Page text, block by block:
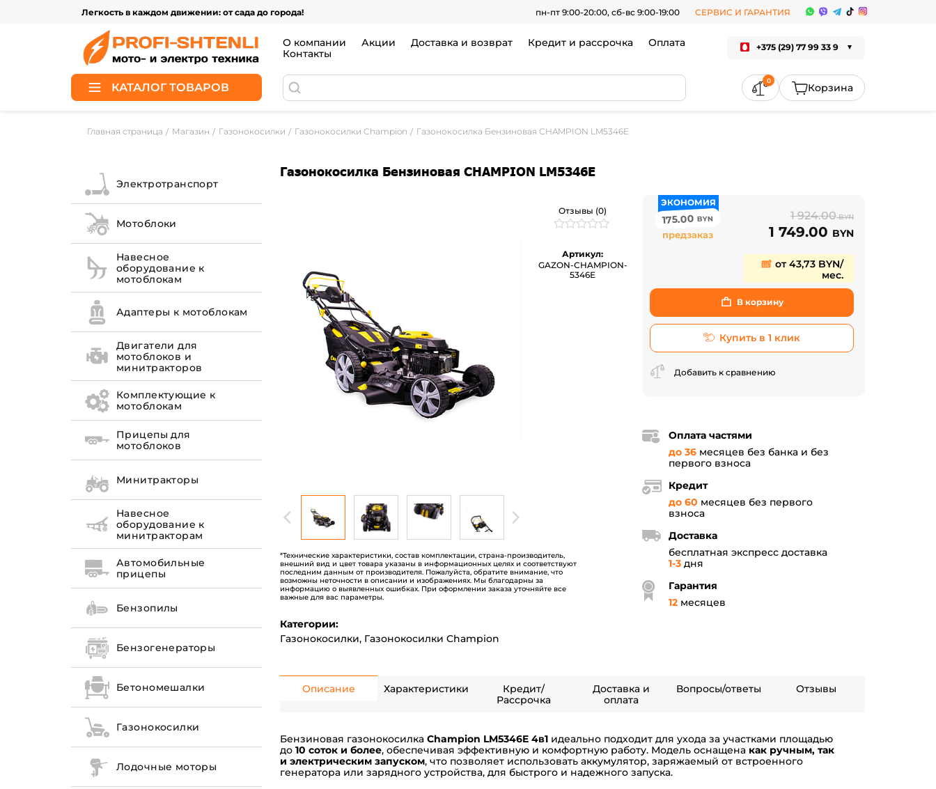
Легкость в каждом движении: от сада до города! пн-пт 9:00-20:00, сб-вс 9:00-19:00 СЕРВИС И ГАРАНТИЯ
О компании Акции Доставка и возврат Кредит и рассрочка
Оплата
Контакты
+375 (29) 77 99 33 9
КАТАЛОГ ТОВАРОВ
0
Главная страница Магазин Газонокосилки Газонокосилки Champion Газонокосилка Бензиновая CHAMPION LM5346E
Электротранспорт
Мотоблоки
Навесное
оборудование к
мотоблокам
Адаптеры к мотоблокам
Двигатели для
мотоблоков и
минитракторов
Комплектующие к
мотоблокам
Прицепы для
мотоблоков
Минитракторы
Навесное
оборудование к
минитракторам
Автомобильные
прицепы
Бензопилы
Бензогенераторы
Бетономешалки
Газонокосилки
Лодочные моторы
Газонокосилка Бензиновая CHAMPION LM5346E
Отзывы (0)
из
5
Артикул:
GAZON-CHAMPION-
5346Е
*Технические характеристики, состав комплектации, страна-производитель,
внешний вид и цвет товара указаны в информационных целях и соответствуют
последним данным от производителя. Пожалуйста, обратите внимание, что
возможны неточности в описании и изображениях. Мы благодарны за
информацию о выявленных ошибках. При оформлении заказа уточняйте все
важные для вас параметры.
Категории:
Газонокосилки, Газонокосилки Champion
ЭКОНОМИЯ
175.00BYN
предзаказ
1 924.00BYN
1 749.00 BYN
от 43,73 BYN/
мес.
В корзину
Купить в 1 клик
Добавить к сравнению
Оплата частями
до 36 месяцев без банка и без
первого взноса
Кредит
до 60 месяцев без первого
взноса
Доставка
бесплатная экспресс доставка
1-3 дня
Гарантия
12 месяцев
Описание Характеристики
Кредит/
Рассрочка
Доставка и
оплата
Вопросы/ответы Отзывы
Бензиновая газонокосилка Champion LM5346E 4в1 идеально подходит для ухода за участками площадью
до 10 соток и более, обеспечивая эффективную и комфортную работу. Модель оснащена как ручным, так
и электрическим запуском, что позволяет использовать аккумулятор, заряжаемый от встроенного
генератора или зарядного устройства, для быстрого и надежного запуска.